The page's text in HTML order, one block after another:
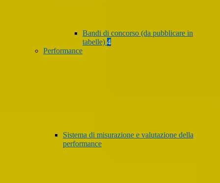
Bandi di concorso (da pubblicare in
tabelle) 4
Performance
Sistema di misurazione e valutazione della
performance